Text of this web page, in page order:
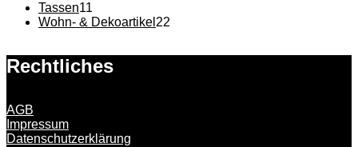
Produkte
Tassen11
Produkte
Wohn- & Dekoartikel 22
Rechtliches
AGB
Impressum
Datenschutzerklärung